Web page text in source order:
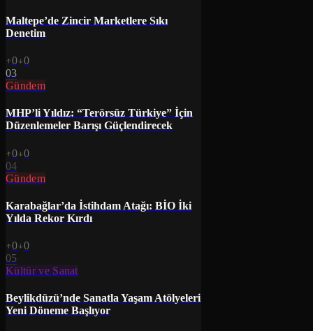
Maltepe’de Zincir Marketlere Sıkı
Denetim
0 0
03
Gündem
MHP’li Yıldız: “Terörsüz Türkiye” İçin
Düzenlemeler Barışı Güçlendirecek
0 0
04
Gündem
Karabağlar’da İstihdam Atağı: BİO İki
Yılda Rekor Kırdı
0 0
05
Kültür ve Sanat
Beylikdüzü’nde Sanatla Yaşam Atölyeleri
Yeni Döneme Başlıyor